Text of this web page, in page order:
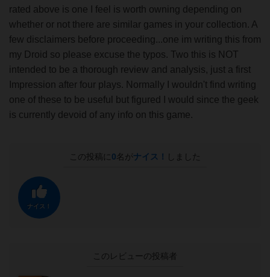
rated above is one I feel is worth owning depending on
whether or not there are similar games in your collection. A
few disclaimers before proceeding...one im writing this from
my Droid so please excuse the typos. Two this is NOT
intended to be a thorough review and analysis, just a first
Impression after four plays. Normally I wouldn't find writing
one of these to be useful but figured I would since the geek
is currently devoid of any info on this game.
この投稿に 0名がナイス！ しました
ナイス！
このレビューの投稿者